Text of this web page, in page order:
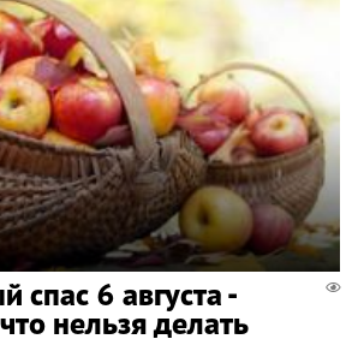
спас 6 августа -
нельзя делать